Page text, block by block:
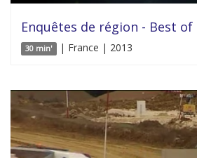
Enquêtes de région - Best of
30 min' | France | 2013